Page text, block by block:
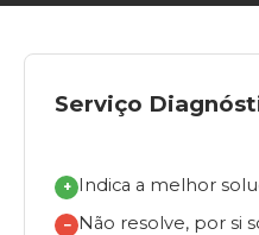
Serviço
+ Indica a melhor
− Não resolve, por si